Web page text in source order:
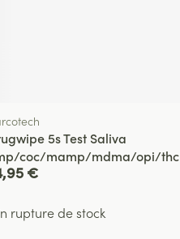
5s Test Saliva
coc/mamp/mdma/opi/thc
€
rupture de stock